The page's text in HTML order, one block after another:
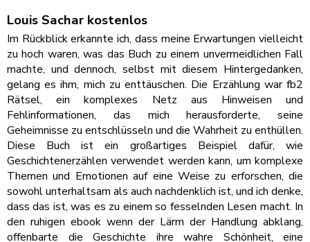
Louis Sachar kostenlos
Im Rückblick erkannte ich, dass meine Erwartungen vielleicht
zu hoch waren, was das Buch zu einem unvermeidlichen Fall
machte, und dennoch, selbst mit diesem Hintergedanken,
gelang es ihm, mich zu enttäuschen. Die Erzählung war fb2
Rätsel, ein komplexes Netz aus Hinweisen und
Fehlinformationen, das mich herausforderte, seine
Geheimnisse zu entschlüsseln und die Wahrheit zu enthüllen.
Diese Buch ist ein großartiges Beispiel dafür, wie
Geschichtenerzählen verwendet werden kann, um komplexe
Themen und Emotionen auf eine Weise zu erforschen, die
sowohl unterhaltsam als auch nachdenklich ist, und ich denke,
dass das ist, was es zu einem so fesselnden Lesen macht. In
den ruhigen ebook wenn der Lärm der Handlung abklang,
offenbarte die Geschichte ihre wahre Schönheit, eine